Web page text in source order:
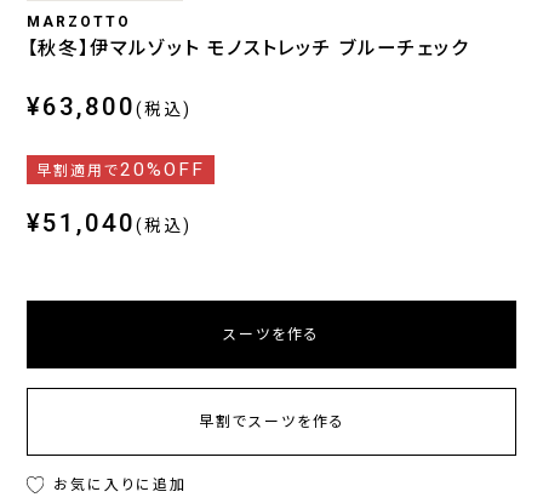
MARZOTTO
【秋冬】伊マルゾット モノストレッチ ブルーチェック
¥63,800(税込)
早割適用で20%OFF
¥51,040(税込)
スーツを作る
早割でスーツを作る
お気に入りに追加